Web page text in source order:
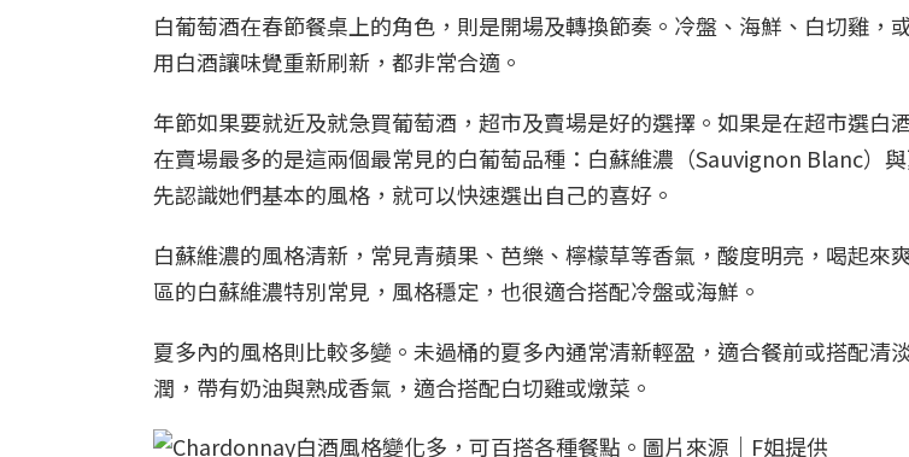
白葡萄酒在春節餐桌上的角色，則是開場及轉換節奏。冷盤、海鮮、白切雞，
用白酒讓味覺重新刷新，都非常合適。
年節如果要就近及就急買葡萄酒，超市及賣場是好的選擇。如果是在超市選白
在賣場最多的是這兩個最常見的白葡萄品種：白蘇維濃（Sauvignon Blanc）
先認識她們基本的風格，就可以快速選出自己的喜好。
白蘇維濃的風格清新，常見青蘋果、芭樂、檸檬草等香氣，酸度明亮，喝起來
區的白蘇維濃特別常見，風格穩定，也很適合搭配冷盤或海鮮。
夏多內的風格則比較多變。未過桶的夏多內通常清新輕盈，適合餐前或搭配清
潤，帶有奶油與熟成香氣，適合搭配白切雞或燉菜。